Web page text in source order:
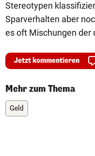
Stereotypen
Sparverhalten aber
es oft Mischungen der
Jetzt kommentieren
Mehr zum Thema
Geld